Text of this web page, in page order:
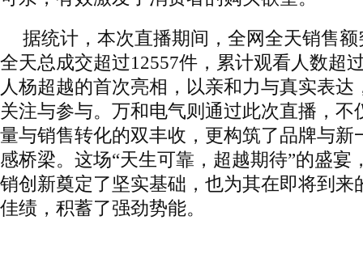
据统计，本次直播期间，全网全天销售
全天总成交超过12557件，累计观看人数超
人杨超越的首次亮相，以亲和力与真实表达
关注与参与。万和电气则通过此次直播，不
量与销售转化的双丰收，更构筑了品牌与新
感桥梁。这场“天生可靠，超越期待”的盛宴
销创新奠定了坚实基础，也为其在即将到来
佳绩，积蓄了强劲势能。